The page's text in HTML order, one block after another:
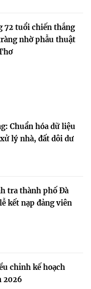
72 tuổi chiến thắng
nhờ phẫu thuật
Chuẩn hóa dữ liệu
lý nhà, đất dôi dư
tra thành phố Đà
kết nạp đảng viên
chỉnh kế hoạch
2026